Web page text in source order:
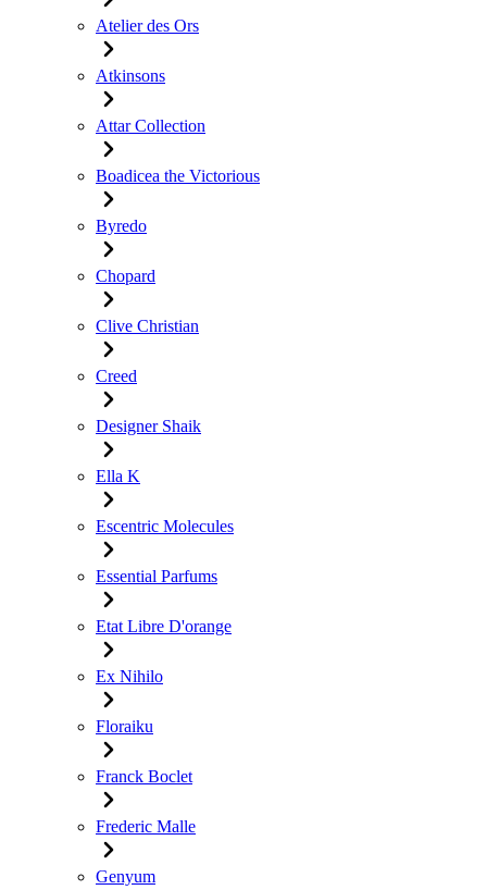
Atelier des Ors
Atkinsons
Attar Collection
Boadicea the Victorious
Byredo
Chopard
Clive Christian
Creed
Designer Shaik
Ella K
Escentric Molecules
Essential Parfums
Etat Libre D'orange
Ex Nihilo
Floraiku
Franck Boclet
Frederic Malle
Genyum